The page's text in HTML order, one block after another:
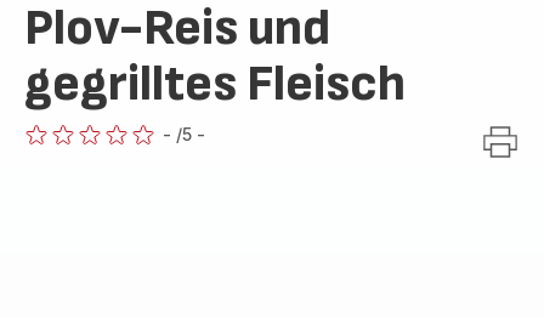
Plov-Reis und
gegrilltes Fleisch
- /5 -